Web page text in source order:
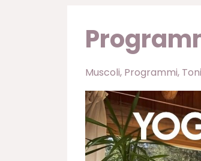
Muscoli Programmi